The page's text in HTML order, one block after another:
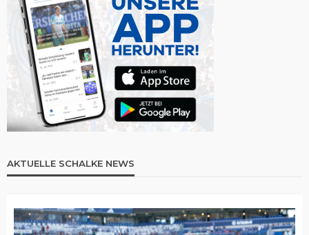
AKTUELLE SCHALKE NEWS